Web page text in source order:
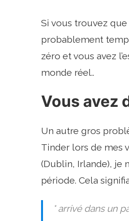
Si vous trouvez
probablement
zéro et vous avez
monde réel..
Vous avez
Un autre gros
Tinder lors de mes
(Dublin, Irlande), je
période. Cela
* arrivé dans un